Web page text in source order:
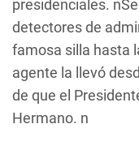
presidenciales.
detectores de
famosa silla hasta
agente la llevó
de que el
Hermano. n